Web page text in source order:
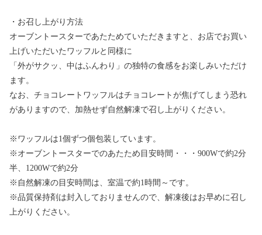
・お召し上がり方法
オーブントースターであたためていただきますと、お店でお買い
上げいただいたワッフルと同様に
「外がサクッ、中はふんわり」の独特の食感をお楽しみいただけ
ます。
なお、チョコレートワッフルはチョコレートが焦げてしまう恐れ
がありますので、加熱せず自然解凍で召し上がりください。
※ワッフルは1個ずつ個包装しています。
※オーブントースターでのあたため目安時間・・・900Wで約2分
半、1200Wで約2分
※自然解凍の目安時間は、室温で約1時間～です。
※品質保持剤は封入しておりませんので、解凍後はお早めに召し
上がりください。